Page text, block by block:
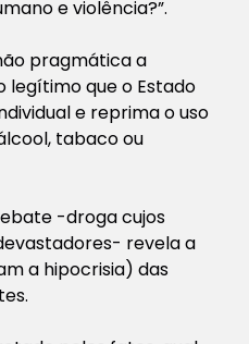
e violência?”.
pragmática a
legítimo que o Estado
e reprima o uso
tabaco ou
-droga cujos
revela a
a hipocrisia) das